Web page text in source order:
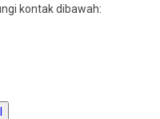
kontak dibawah: